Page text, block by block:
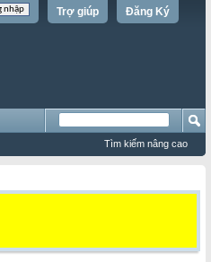
Đăng Ký
Trợ giúp
Tìm kiếm nâng cao